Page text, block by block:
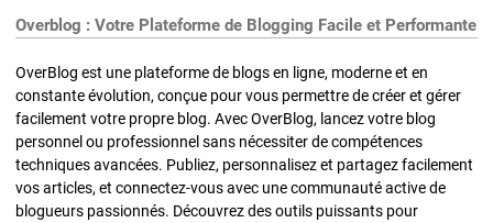
Overblog : Votre Plateforme de Blogging Facile et Performante
OverBlog est une plateforme de blogs en ligne, moderne et en
constante évolution, conçue pour vous permettre de créer et gérer
facilement votre propre blog. Avec OverBlog, lancez votre blog
personnel ou professionnel sans nécessiter de compétences
techniques avancées. Publiez, personnalisez et partagez facilement
vos articles, et connectez-vous avec une communauté active de
blogueurs passionnés. Découvrez des outils puissants pour